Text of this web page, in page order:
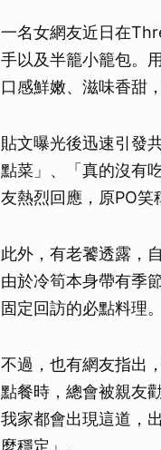
一名女網友近日在
手以及半籠小籠包。
口感鮮嫩、滋味香甜
貼文曝光後迅速引發
點菜」、「真的沒有
友熱烈回應，原PO笑
此外，有老饕透露，
由於冷筍本身帶有季
固定回訪的必點料理。
不過，也有網友指出
點餐時，總會被親友
我家都會出現這道，
麼穩定」。